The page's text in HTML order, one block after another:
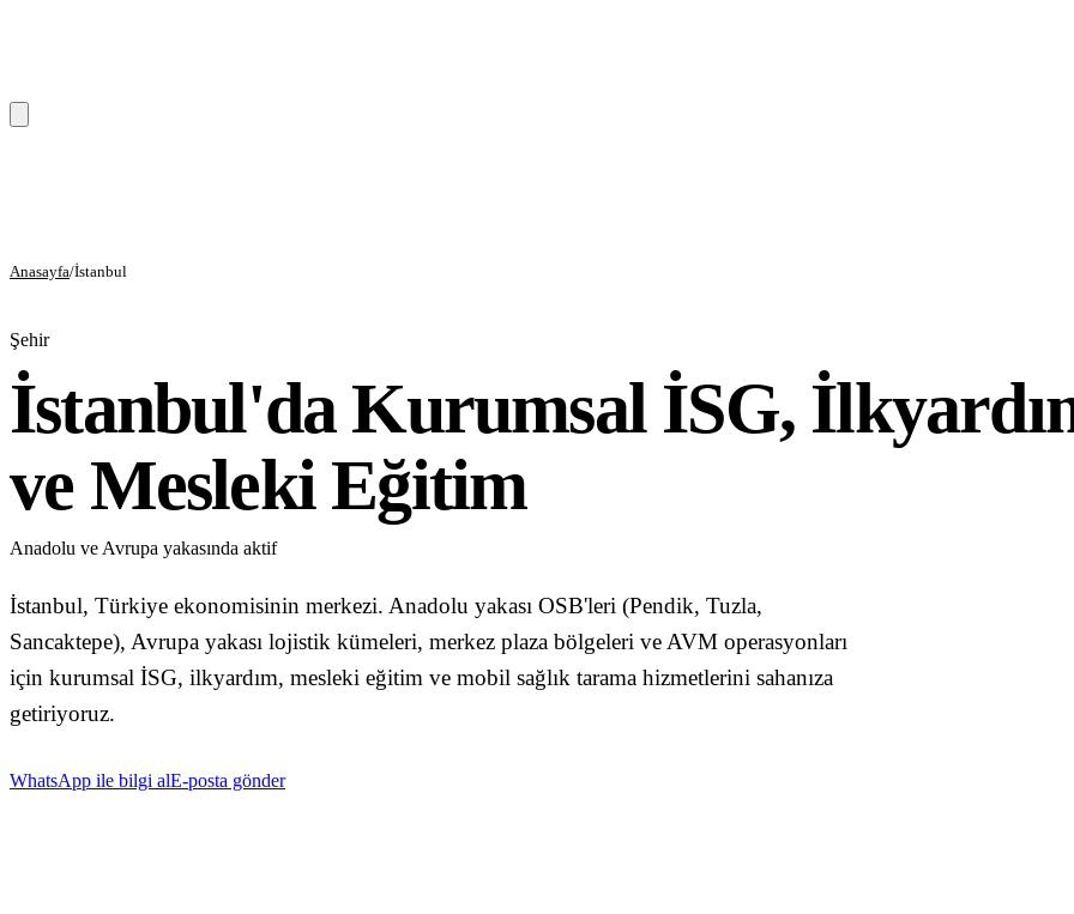
Eğitim Hizmetleri
Blog & Kaynaklar
Mevzuat & Yönetmelik
Sektör Haberleri
Vaka Çalışmaları
Formlar & Materyaller
Hakkımızda
WhatsApp Mail Gönder
Anasayfa/İstanbul
Şehir
İstanbul'da Kurumsal İSG,
ve Mesleki Eğitim
Anadolu ve Avrupa yakasında aktif
İstanbul, Türkiye ekonomisinin merkezi. Anadolu yakası OSB'leri (Pendik, Tuzla,
Sancaktepe), Avrupa yakası lojistik kümeleri, merkez plaza bölgeleri ve AVM operasyonları
için kurumsal İSG, ilkyardım, mesleki eğitim ve mobil sağlık tarama hizmetlerini sahanıza
getiriyoruz.
WhatsApp ile bilgi alE-posta gönder